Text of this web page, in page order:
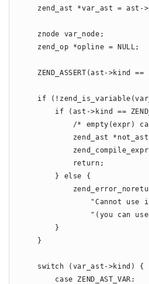
zend_ast *var_ast = ast-
    znode var_node;
    zend_op *opline = NULL;
ZEND_ASSERT(ast->kind ==
if
if (ast->kind ==
/* empty(expr)
zend_ast
            return;
        } else {
"Cannot use
"(you can
        }
    }
    switch (var_ast->kind) {
        case ZEND_AST_VAR: